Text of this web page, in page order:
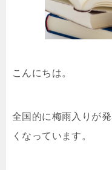
こんにちは。
全国的に梅雨入りが
くなっています。